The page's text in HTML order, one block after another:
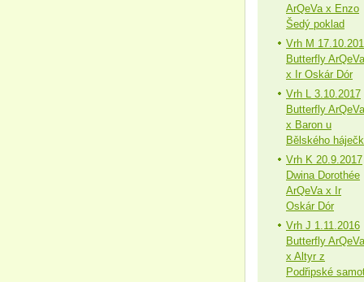
ArQeVa x Enzo
Šedý poklad
Vrh M
Butterfly ArQeVa
x Ir Oskár Dór
Vrh L 3.10.2017
Butterfly ArQeVa
x Baron u
Bělského
Vrh K 20.9.2017
Dwina Dorothée
ArQeVa x Ir
Oskár Dór
Vrh J 1.11.2016
Butterfly ArQeVa
x Altyr z
Podřipské